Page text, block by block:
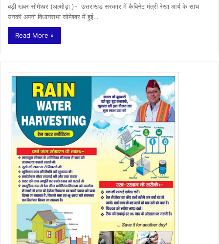
बड़ी खबर सोमेश्वर (अल्मोड़ा )- उत्तराखंड सरकार में कैबिनेट मंत्री रेखा आर्य के साथ
उनकी अपनी विधानसभा सोमेश्वर में हुई…
Read More »